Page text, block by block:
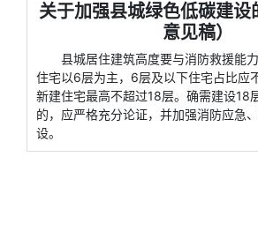
关于加强县城绿色低碳建设
意见稿）
县城居住建筑高度要与消防救援能
住宅以6层为主，6层及以下住宅占比应
新建住宅最高不超过18层。确需建设18
的，应严格充分论证，并加强消防应急
设。